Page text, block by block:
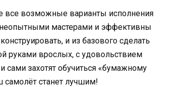
все возможные варианты исполнения
мастерами и эффективны
и из базового сделать
руками врослых, с удовольствием
сами захотят обучиться «бумажному
самолёт станет лучшим!